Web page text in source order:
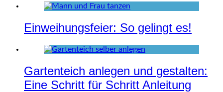
Einweihungsfeier: So gelingt es!
Gartenteich anlegen und gestalten:
Eine Schritt für Schritt Anleitung